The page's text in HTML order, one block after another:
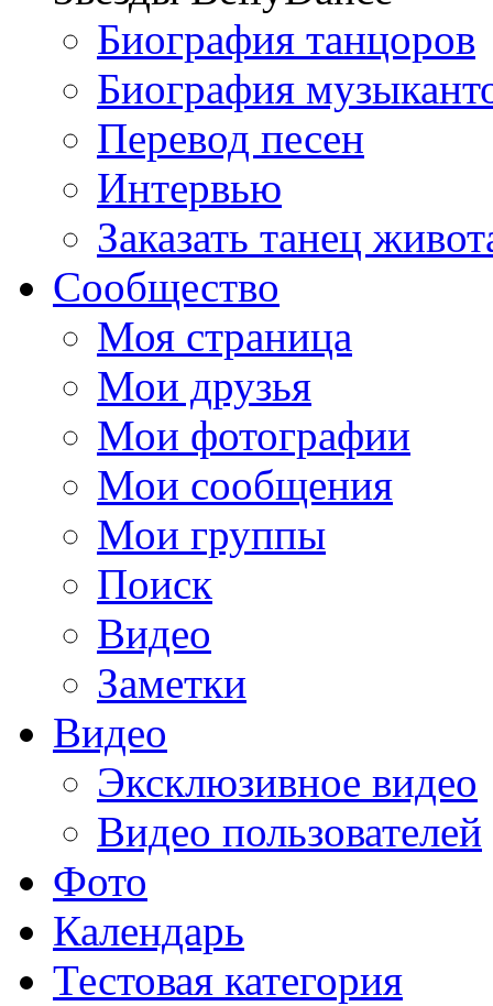
Биография танцоров
Биография
Перевод песен
Интервью
Заказать танец
Сообщество
Моя страница
Мои друзья
Мои фотографии
Мои сообщения
Мои группы
Поиск
Видео
Заметки
Видео
Эксклюзивное видео
Видео пользователей
Фото
Календарь
Тестовая категория